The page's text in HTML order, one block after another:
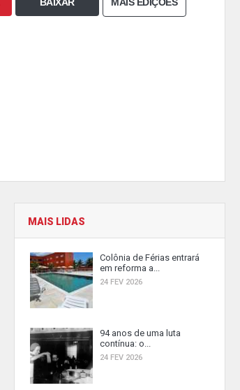
MAIS LIDAS
Colônia de Férias entrará
em reforma a...
24 FEV 2026
94 anos de uma luta
contínua: o...
24 FEV 2026